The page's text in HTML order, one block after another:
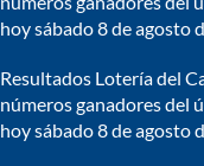
hoy sábado 8 de agosto
Resultados Lotería del
números ganadores del
hoy sábado 8 de agosto